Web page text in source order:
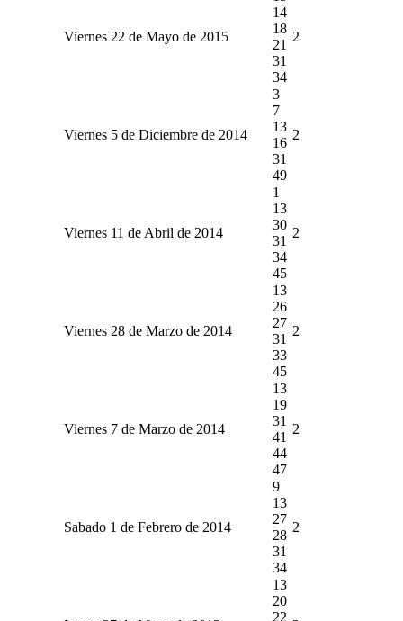
Viernes 22 de Mayo de 2015
14
18
21
31
34
2
Viernes 5 de Diciembre de 2014
3
7
13
16
31
49
2
Viernes 11 de Abril de 2014
1
13
30
31
34
45
2
Viernes 28 de Marzo de 2014
13
26
27
31
33
45
2
Viernes 7 de Marzo de 2014
13
19
31
41
44
47
2
Sabado 1 de Febrero de 2014
9
13
27
28
31
34
2
13
20
22